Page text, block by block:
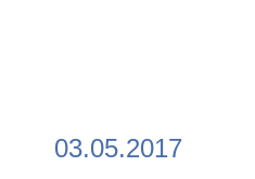
03.05.2017